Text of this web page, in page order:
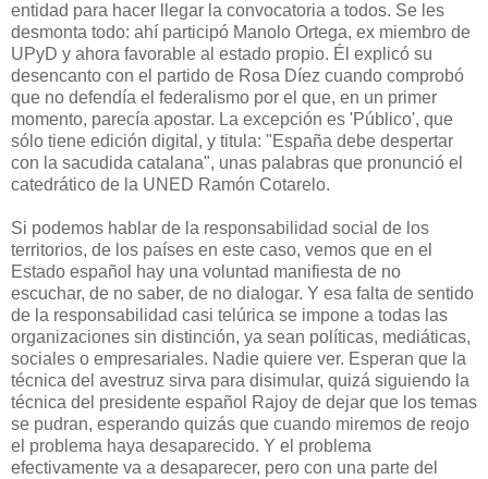
entidad para hacer llegar la convocatoria a todos. Se les
desmonta todo: ahí participó Manolo Ortega, ex miembro de
UPyD y ahora favorable al estado propio. Él explicó su
desencanto con el partido de Rosa Díez cuando comprobó
que no defendía el federalismo por el que, en un primer
momento, parecía apostar. La excepción es 'Público', que
sólo tiene edición digital, y titula: "España debe despertar
con la sacudida catalana", unas palabras que pronunció el
catedrático de la UNED Ramón Cotarelo.
Si podemos hablar de la responsabilidad social de los
territorios, de los países en este caso, vemos que en el
Estado español hay una voluntad manifiesta de no
escuchar, de no saber, de no dialogar. Y esa falta de sentido
de la responsabilidad casi telúrica se impone a todas las
organizaciones sin distinción, ya sean políticas, mediáticas,
sociales o empresariales. Nadie quiere ver. Esperan que la
técnica del avestruz sirva para disimular, quizá siguiendo la
técnica del presidente español Rajoy de dejar que los temas
se pudran, esperando quizás que cuando miremos de reojo
el problema haya desaparecido. Y el problema
efectivamente va a desaparecer, pero con una parte del